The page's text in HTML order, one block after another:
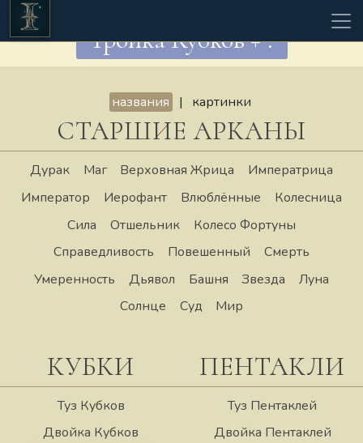
Тройка Кубков + ?
названия | картинки
СТАРШИЕ АРКАНЫ
Дурак Маг Верховная Жрица
Императрица
Император
Иерофант Влюблённые
Колесница
Сила
Отшельник
Колесо Фортуны
Справедливость
Повешенный
Смерть
Умеренность
Дьявол Башня Звезда
Луна
Солнце
Суд Мир
КУБКИ
Туз Кубков
Двойка Кубков
ПЕНТАКЛИ
Туз Пентаклей
Двойка Пентаклей